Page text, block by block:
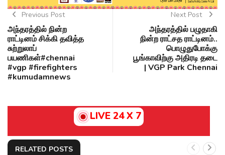
Previous Post
அந்தரத்தில் நின்ற
ராட்டினம் சிக்கி தவித்த
சுற்றுலாப்
பயணிகள்#chennai
#vgp #firefighters
#kumudamnews
Next Post
அந்தரத்தில் பழுதாகி
நின்ற ராட்சத ராட்டினம்..
பொழுதுபோக்கு
பூங்காவிற்கு அதிரடி தடை
| VGP Park Chennai
LIVE 24 X 7
RELATED POSTS